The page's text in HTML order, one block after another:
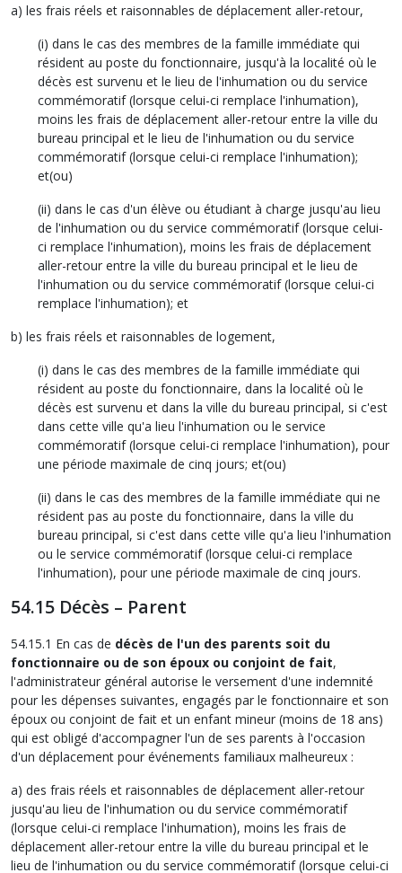
a) les frais réels et raisonnables de déplacement aller-retour,
(i) dans le cas des membres de la famille immédiate qui
résident au poste du fonctionnaire, jusqu'à la localité où le
décès est survenu et le lieu de l'inhumation ou du service
commémoratif (lorsque celui-ci remplace l'inhumation),
moins les frais de déplacement aller-retour entre la ville du
bureau principal et le lieu de l'inhumation ou du service
commémoratif (lorsque celui-ci remplace l'inhumation);
et(ou)
(ii) dans le cas d'un élève ou étudiant à charge jusqu'au lieu
de l'inhumation ou du service commémoratif (lorsque celui-
ci remplace l'inhumation), moins les frais de déplacement
aller-retour entre la ville du bureau principal et le lieu de
l'inhumation ou du service commémoratif (lorsque celui-ci
remplace l'inhumation); et
b) les frais réels et raisonnables de logement,
(i) dans le cas des membres de la famille immédiate qui
résident au poste du fonctionnaire, dans la localité où le
décès est survenu et dans la ville du bureau principal, si c'est
dans cette ville qu'a lieu l'inhumation ou le service
commémoratif (lorsque celui-ci remplace l'inhumation), pour
une période maximale de cinq jours; et(ou)
(ii) dans le cas des membres de la famille immédiate qui ne
résident pas au poste du fonctionnaire, dans la ville du
bureau principal, si c'est dans cette ville qu'a lieu l'inhumation
ou le service commémoratif (lorsque celui-ci remplace
l'inhumation), pour une période maximale de cinq jours.
54.15 Décès – Parent
54.15.1 En cas de décès de l'un des parents soit du
fonctionnaire ou de son époux ou conjoint de fait,
l'administrateur général autorise le versement d'une indemnité
pour les dépenses suivantes, engagés par le fonctionnaire et son
époux ou conjoint de fait et un enfant mineur (moins de 18 ans)
qui est obligé d'accompagner l'un de ses parents à l'occasion
d'un déplacement pour événements familiaux malheureux :
a) des frais réels et raisonnables de déplacement aller-retour
jusqu'au lieu de l'inhumation ou du service commémoratif
(lorsque celui-ci remplace l'inhumation), moins les frais de
déplacement aller-retour entre la ville du bureau principal et le
lieu de l'inhumation ou du service commémoratif (lorsque celui-ci